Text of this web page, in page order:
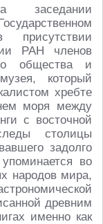
заседании
присутствии
РАН членов
общества и
музея, который
хребте
моря между
с восточной
столицы
задолго
во
народов мира,
древним
именно как